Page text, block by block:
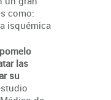
como:
isquémica
las
su